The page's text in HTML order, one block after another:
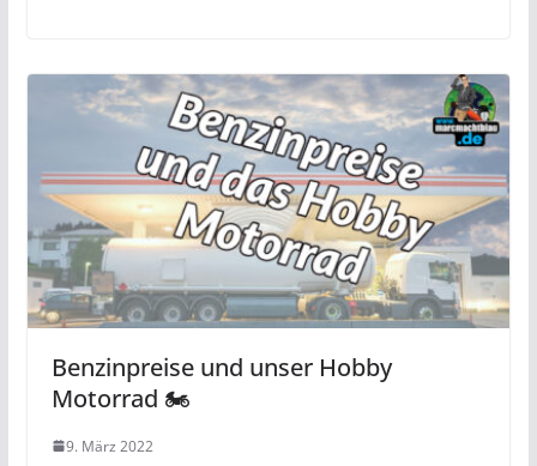
Benzinpreise und unser Hobby
Motorrad 🏍
9. März 2022